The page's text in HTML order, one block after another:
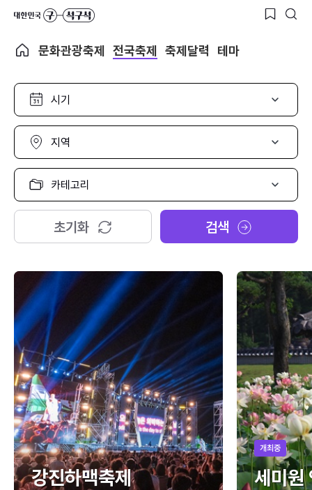
문화관광축제 전국축제 축제달력 테마
시
선
택
지
선
택
카
고
리
택
초기화 검색
강진하맥축제
개최중
세미원